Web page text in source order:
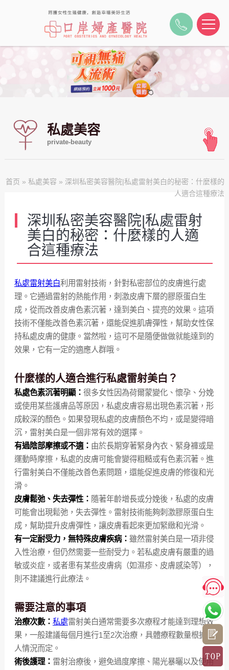
私處美容
private-beauty
首页 »私處美容 » 深圳私密美容醫院|私處雷射美白的秘密：什麼樣的
人適合這種療法
深圳私密美容醫院|私處雷射
美白的秘密：什麼樣的人適
合這種療法
私處雷射美白利用雷射技術，針對私密部位的皮膚進行處
理。它通過雷射的熱能作用，刺激皮膚下層的膠原蛋白生
成，從而改善皮膚色素沉著，達到美白、提亮的效果。這項
技術不僅能改善色素沉著，還能促進肌膚彈性，幫助女性保
持私處皮膚的健康。當然啦，這可不是隨便做做就能達到的
效果，它有一定的適應人群哦。
什麼樣的人適合進行私處雷射美白？
私處色素沉著明顯： 很多女性因為荷爾蒙變化、懷孕、分娩
或使用某些護膚品等原因，私處皮膚容易出現色素沉著，形
成較深的顏色。如果發現私處的皮膚顏色不均，或是變得暗
沉，雷射美白是一個非常有效的選擇。
有過陰部摩擦或不適： 由於長期穿著緊身內衣、緊身褲或是
運動時摩擦，私處的皮膚可能會變得粗糙或有色素沉著。進
行雷射美白不僅能改善色素問題，還能促進皮膚的修復和光
滑。
皮膚鬆弛、失去彈性： 隨著年齡增長或分娩後，私處的皮膚
可能會出現鬆弛，失去彈性。雷射技術能夠刺激膠原蛋白生
成，幫助提升皮膚彈性，讓皮膚看起來更加緊緻和光滑。
有一定耐受力，無特殊皮膚疾病： 雖然雷射美白是一項非侵
入性治療，但仍然需要一些耐受力。若私處皮膚有嚴重的過
敏或炎症，或者患有某些皮膚病（如濕疹、皮膚感染等），
則不建議進行此療法。
需要注意的事項
治療次數： 私處雷射美白通常需要多次療程才能達到理想效
果，一般建議每個月進行1至2次治療，具體療程數量根據個
人情況而定。
術後護理： 雷射治療後，避免過度摩擦、陽光暴曬以及使用